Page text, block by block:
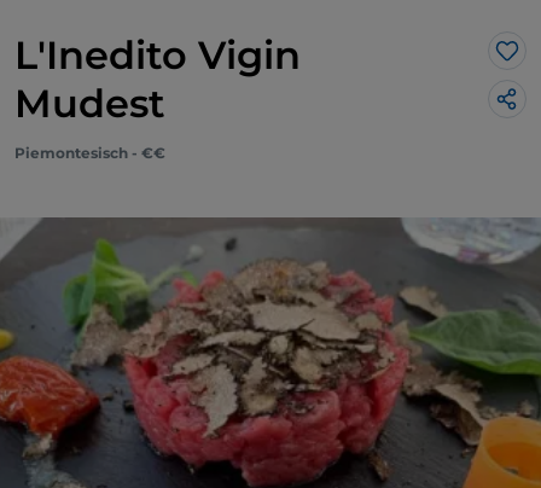
L'Inedito Vigin
Mudest
Piemontesisch - €€